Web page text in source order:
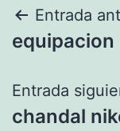
de
Entrada
Entrada
chandal